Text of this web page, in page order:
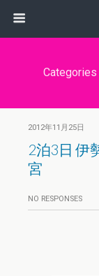
Categories
2012年11月25日
2泊3日 伊
宮
NO RESPONSES